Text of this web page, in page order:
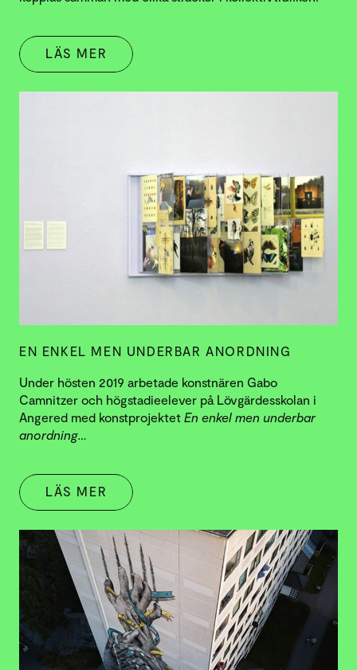
LÄS MER
EN ENKEL MEN UNDERBAR ANORDNING
Under hösten 2019 arbetade konstnären Gabo
Camnitzer och högstadieelever på Lövgärdesskolan i
Angered med konstprojektet En enkel men underbar
anordning…
LÄS MER